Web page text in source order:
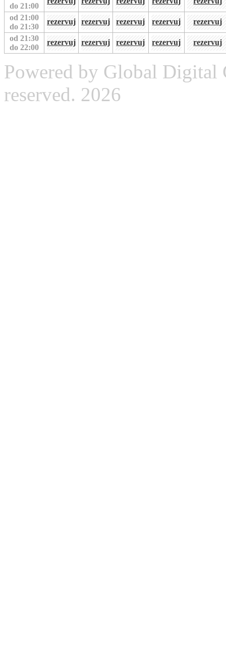
do 21:00
od 21:00
do 21:30
rezervuj rezervuj rezervuj rezervuj
rezervuj
od 21:30
do 22:00
rezervuj rezervuj rezervuj rezervuj rezervuj
Powered by Global
reserved. 2026